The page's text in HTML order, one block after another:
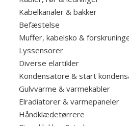
Kabelkanaler & bakker
Befæstelse
Muffer, kabelsko &
Lyssensorer
Diverse elartikler
Kondensatore & start
Gulvvarme & varmekabler
Elradiatorer & varmepaneler
Håndklædetørrere